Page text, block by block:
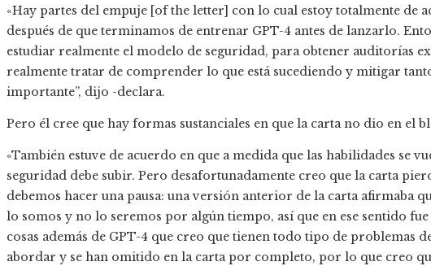
«Hay partes del empuje [of the letter] con lo cual estoy totalmente de
después de que terminamos de entrenar GPT-4 antes de lanzarlo.
estudiar realmente el modelo de seguridad, para obtener auditorías
realmente tratar de comprender lo que está sucediendo y mitigar
importante”, dijo -declara.
Pero él cree que hay formas sustanciales en que la carta no dio en el
«También estuve de acuerdo en que a medida que las habilidades se
seguridad debe subir. Pero desafortunadamente creo que la carta
debemos hacer una pausa: una versión anterior de la carta afirmaba
lo somos y no lo seremos por algún tiempo, así que en ese sentido
cosas además de GPT-4 que creo que tienen todo tipo de problemas
abordar y se han omitido en la carta por completo, por lo que creo